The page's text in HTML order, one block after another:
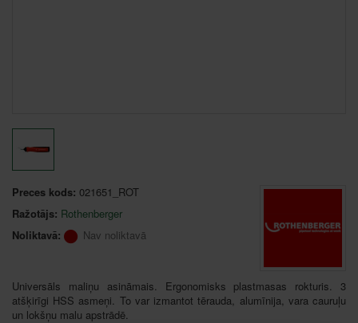
Preces kods: 021651_ROT
Ražotājs: Rothenberger
Noliktavā:
Nav noliktavā
Universāls maliņu asināmais. Ergonomisks plastmasas rokturis. 3
atšķirīgi HSS asmeņi. To var izmantot tērauda, ​​alumīnija, vara cauruļu
un lokšņu malu apstrādē.